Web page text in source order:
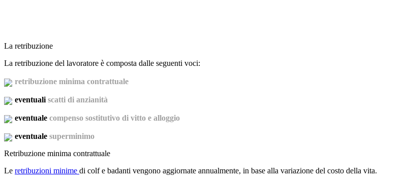
La retribuzione
La retribuzione del lavoratore è composta dalle seguenti voci:
retribuzione minima contrattuale
eventuali scatti di anzianità
eventuale compenso sostitutivo di vitto e alloggio
eventuale superminimo
Retribuzione minima contrattuale
Le retribuzioni minime di colf e badanti vengono aggiornate annualmente, in base alla variazione del costo della vita.